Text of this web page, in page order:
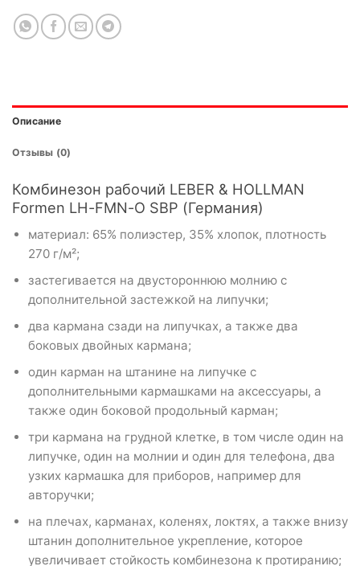
Описание
Отзывы (0)
Комбинезон рабочий LEBER & HOLLMAN
Formen LH-FMN-O SBP (Германия)
материал: 65% полиэстер, 35% хлопок, плотность
270 г/м²;
застегивается на двустороннюю молнию с
дополнительной застежкой на липучки;
два кармана сзади на липучках, а также два
боковых двойных кармана;
один карман на штанине на липучке с
дополнительными кармашками на аксессуары, а
также один боковой продольный карман;
три кармана на грудной клетке, в том числе один на
липучке, один на молнии и один для телефона, два
узких кармашка для приборов, например для
авторучки;
на плечах, карманах, коленях, локтях, а также внизу
штанин дополнительное укрепление, которое
увеличивает стойкость комбинезона к протиранию;